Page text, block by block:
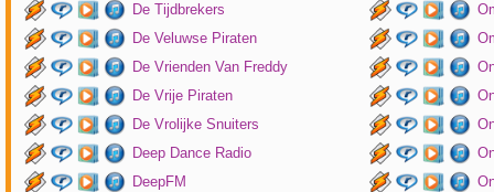
De Tijdbrekers
De Veluwse Piraten
De Vrienden Van Freddy
De Vrije Piraten
De Vrolijke Snuiters
Deep Dance Radio
DeepFM